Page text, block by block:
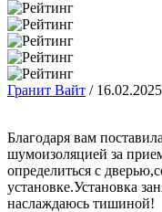
Гранит Вайт / 16.02.2025
Благодаря вам
шумоизоляцией за
определиться с
установке.Установка
наслаждаюсь тишиной!